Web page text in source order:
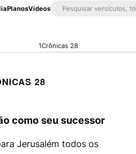
PlanosVídeos
1Crônicas 28
28
como seu sucessor
Jerusalém todos os